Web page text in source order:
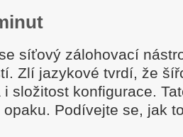
síťový zálohovací
Zlí jazykové tvrdí, že
složitost konfigurace.
Podívejte se, jak